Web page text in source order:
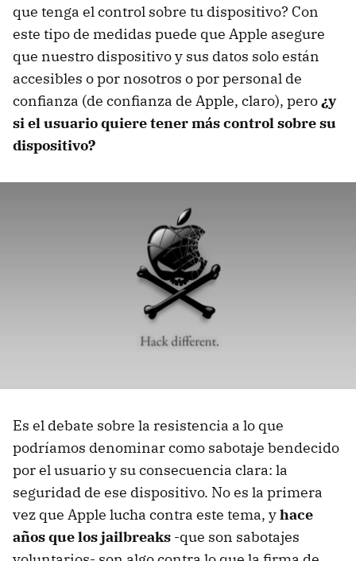
que tenga el control sobre tu dispositivo? Con
este tipo de medidas puede que Apple asegure
que nuestro dispositivo y sus datos solo están
accesibles o por nosotros o por personal de
confianza (de confianza de Apple, claro), pero¿y
si el usuario quiere tener más control sobre su
dispositivo?
Es el debate sobre la resistencia a lo que
podríamos denominar como sabotaje bendecido
por el usuario y su consecuencia clara: la
seguridad de ese dispositivo. No es la primera
vez que Apple lucha contra este tema, yhace
años que los jailbreaks -que son sabotajes